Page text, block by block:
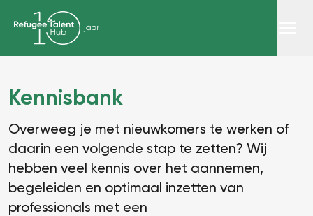
Kennisbank
Overweeg je met nieuwkomers te werken of
daarin een volgende stap te zetten? Wij
hebben veel kennis over het aannemen,
begeleiden en optimaal inzetten van
professionals met een